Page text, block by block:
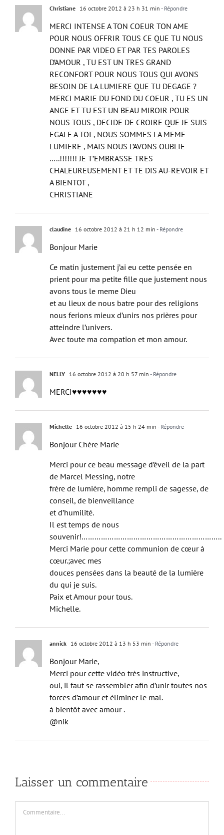
Christiane 16 octobre 2012 à 23 h 31 min - Répondre
MERCI INTENSE A TON COEUR TON AME
POUR NOUS OFFRIR TOUS CE QUE TU NOUS
DONNE PAR VIDEO ET PAR TES PAROLES
D’AMOUR , TU EST UN TRES GRAND
RECONFORT POUR NOUS TOUS QUI AVONS
BESOIN DE LA LUMIERE QUE TU DEGAGE ?
MERCI MARIE DU FOND DU COEUR , TU ES UN
ANGE ET TU EST UN BEAU MIROIR POUR
NOUS TOUS , DECIDE DE CROIRE QUE JE SUIS
EGALE A TOI , NOUS SOMMES LA MEME
LUMIERE , MAIS NOUS L’AVONS OUBLIE
…..!!!!!!! JE T’EMBRASSE TRES
CHALEUREUSEMENT ET TE DIS AU-REVOIR ET
A BIENTOT ,
CHRISTIANE
claudine 16 octobre 2012 à 21 h 12 min - Répondre
Bonjour Marie
Ce matin justement j’ai eu cette pensée en
prient pour ma petite fille que justement nous
avons tous le meme Dieu
et au lieux de nous batre pour des religions
nous ferions mieux d’unirs nos prières pour
atteindre l’univers.
Avec toute ma compation et mon amour.
NELLY 16 octobre 2012 à 20 h 57 min - Répondre
MERCI♥♥♥♥♥♥♥
Michelle 16 octobre 2012 à 15 h 24 min - Répondre
Bonjour Chère Marie
Merci pour ce beau message d’éveil de la part
de Marcel Messing, notre
frère de lumière, homme rempli de sagesse, de
conseil, de bienveillance
et d’humilité.
Il est temps de nous
souvenir!………………………………………………………..
Merci Marie pour cette communion de cœur à
cœur.;avec mes
douces pensées dans la beauté de la lumière
du qui je suis.
Paix et Amour pour tous.
Michelle.
annick 16 octobre 2012 à 13 h 53 min - Répondre
Bonjour Marie,
Merci pour cette vidéo très instructive,
oui, il faut se rassembler afin d’unir toutes nos
forces d’amour et éliminer le mal.
à bientôt avec amour .
@nik
Laisser un commentaire
Commentaire